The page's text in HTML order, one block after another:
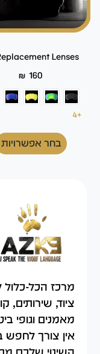
Lenses
₪ 160
+4
בחר אפשרויות
מרכז הכל-כלול
ציוד, שירותים,
מאמנים וגופי
אין צורך לחפש